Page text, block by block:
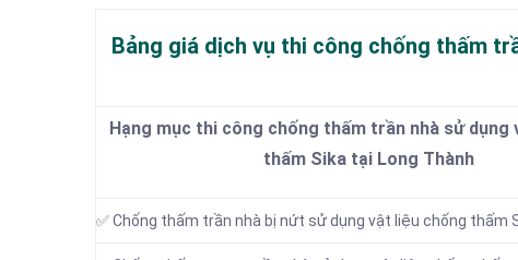
Bảng giá dịch vụ thi công chống thấm
Hạng mục thi công chống thấm trần nhà sử dụng
thấm Sika tại Long Thành
✅ Chống thấm trần nhà bị nứt sử dụng vật liệu chống thấm